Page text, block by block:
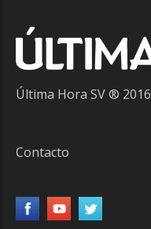
Última Hora SV ® 2016
Contacto